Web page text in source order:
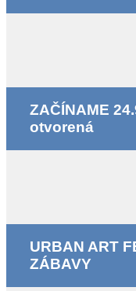
ZAČÍNAME
otvorená
URBAN ART
ZÁBAVY